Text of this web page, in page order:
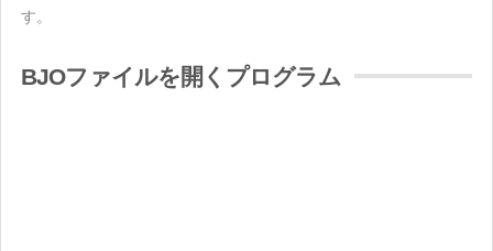
す。
BJOファイルを開くプログラム